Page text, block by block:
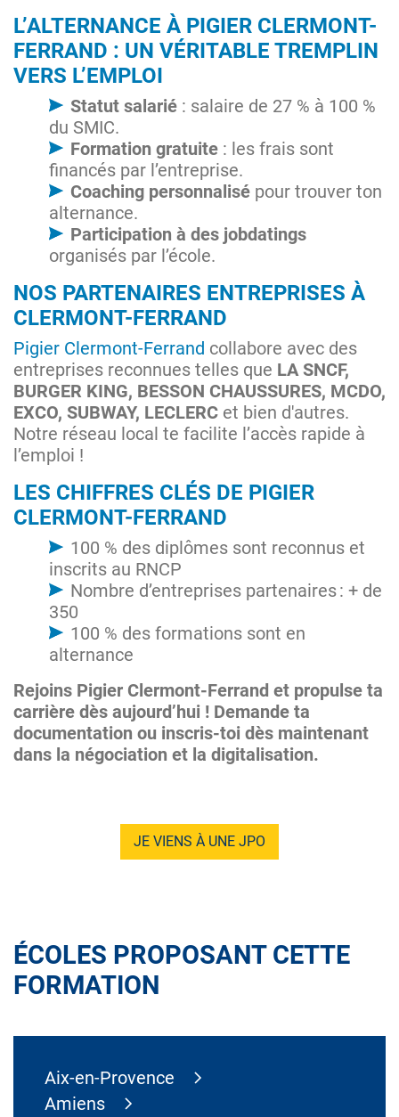
L’ALTERNANCE À PIGIER CLERMONT-
FERRAND : UN VÉRITABLE TREMPLIN
VERS L’EMPLOI
Statut salarié : salaire de 27 % à 100 %
du SMIC​.
Formation gratuite : les frais sont
financés par l’entreprise.
Coaching personnalisé pour trouver ton
alternance.
Participation à des jobdatings
organisés par l’école.
NOS PARTENAIRES ENTREPRISES À
CLERMONT-FERRAND
Pigier Clermont-Ferrand collabore avec des
entreprises reconnues telles que LA SNCF,
BURGER KING, BESSON CHAUSSURES, MCDO,
EXCO, SUBWAY, LECLERC et bien d'autres.
Notre réseau local te facilite l’accès rapide à
l’emploi !
LES CHIFFRES CLÉS DE PIGIER
CLERMONT-FERRAND
100 % des diplômes sont reconnus et
inscrits au RNCP
Nombre d’entreprises partenaires : + de
350
100 % des formations sont en
alternance
Rejoins Pigier Clermont-Ferrand et propulse ta
carrière dès aujourd’hui ! Demande ta
documentation ou inscris-toi dès maintenant
dans la négociation et la digitalisation.
JE VIENS À UNE JPO
ÉCOLES PROPOSANT CETTE
FORMATION
Aix-en-Provence
Amiens